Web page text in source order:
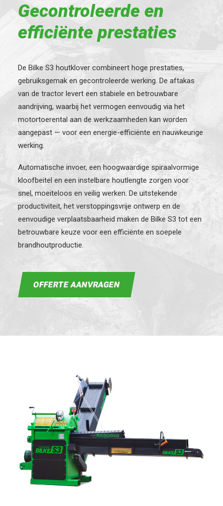
Gecontroleerde en
efficiënte prestaties
De Bilke S3 houtklover combineert hoge prestaties,
gebruiksgemak en gecontroleerde werking. De aftakas
van de tractor levert een stabiele en betrouwbare
aandrijving, waarbij het vermogen eenvoudig via het
motortoerental aan de werkzaamheden kan worden
aangepast — voor een energie-efficiënte en nauwkeurige
werking.
Automatische invoer, een hoogwaardige spiraalvormige
kloofbeitel en een instelbare houtlengte zorgen voor
snel, moeiteloos en veilig werken. De uitstekende
productiviteit, het verstoppingsvrije ontwerp en de
eenvoudige verplaatsbaarheid maken de Bilke S3 tot een
betrouwbare keuze voor een efficiënte en soepele
brandhoutproductie.
OFFERTE AANVRAGEN